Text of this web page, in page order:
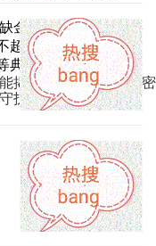
金用"铭"）
超过20画
典故
揭开姓名背后的吉凶密
护。